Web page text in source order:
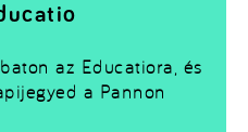
az Educatiora, és
a Pannon